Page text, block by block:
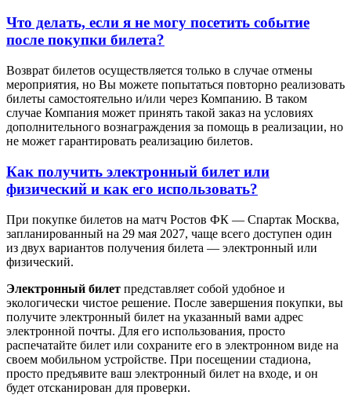
Что делать, если я не могу посетить событие
после покупки билета?
Возврат билетов осуществляется только в случае отмены
мероприятия, но Вы можете попытаться повторно реализовать
билеты самостоятельно и/или через Компанию. В таком
случае Компания может принять такой заказ на условиях
дополнительного вознаграждения за помощь в реализации, но
не может гарантировать реализацию билетов.
Как получить электронный билет или
физический и как его использовать?
При покупке билетов на матч Ростов ФК — Спартак Москва,
запланированный на 29 мая 2027, чаще всего доступен один
из двух вариантов получения билета — электронный или
физический.
Электронный билет представляет собой удобное и
экологически чистое решение. После завершения покупки, вы
получите электронный билет на указанный вами адрес
электронной почты. Для его использования, просто
распечатайте билет или сохраните его в электронном виде на
своем мобильном устройстве. При посещении стадиона,
просто предъявите ваш электронный билет на входе, и он
будет отсканирован для проверки.